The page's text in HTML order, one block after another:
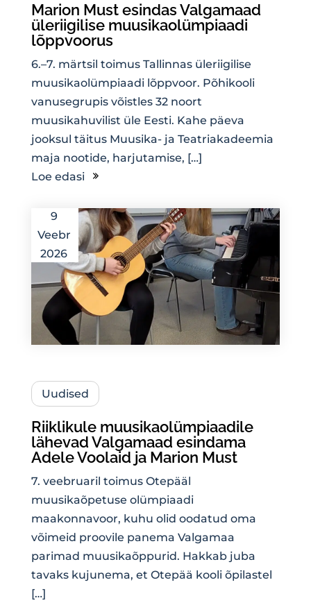
Marion Must esindas Valgamaad
üleriigilise muusikaolümpiaadi
lõppvoorus
6.–7. märtsil toimus Tallinnas üleriigilise
muusikaolümpiaadi lõppvoor. Põhikooli
vanusegrupis võistles 32 noort
muusikahuvilist üle Eesti. Kahe päeva
jooksul täitus Muusika- ja Teatriakadeemia
maja nootide, harjutamise, […]
Loe edasi
9
Veebr
2026
Uudised
Riiklikule muusikaolümpiaadile
lähevad Valgamaad esindama
Adele Voolaid ja Marion Must
7. veebruaril toimus Otepääl
muusikaõpetuse olümpiaadi
maakonnavoor, kuhu olid oodatud oma
võimeid proovile panema Valgamaa
parimad muusikaõppurid. Hakkab juba
tavaks kujunema, et Otepää kooli õpilastel
[…]